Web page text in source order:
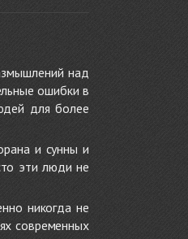
над
ошибки в
для более
и сунны и
эти люди не
никогда не
современных